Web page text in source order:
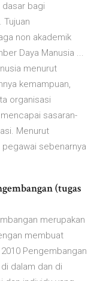
dasar bagi
non akademik
Daya Manusia ...
menurut
kemampuan,
organisasi
sasaran-
Menurut
pegawai sebenarnya
(tugas
merupakan
membuat
Pengembangan
dalam dan di